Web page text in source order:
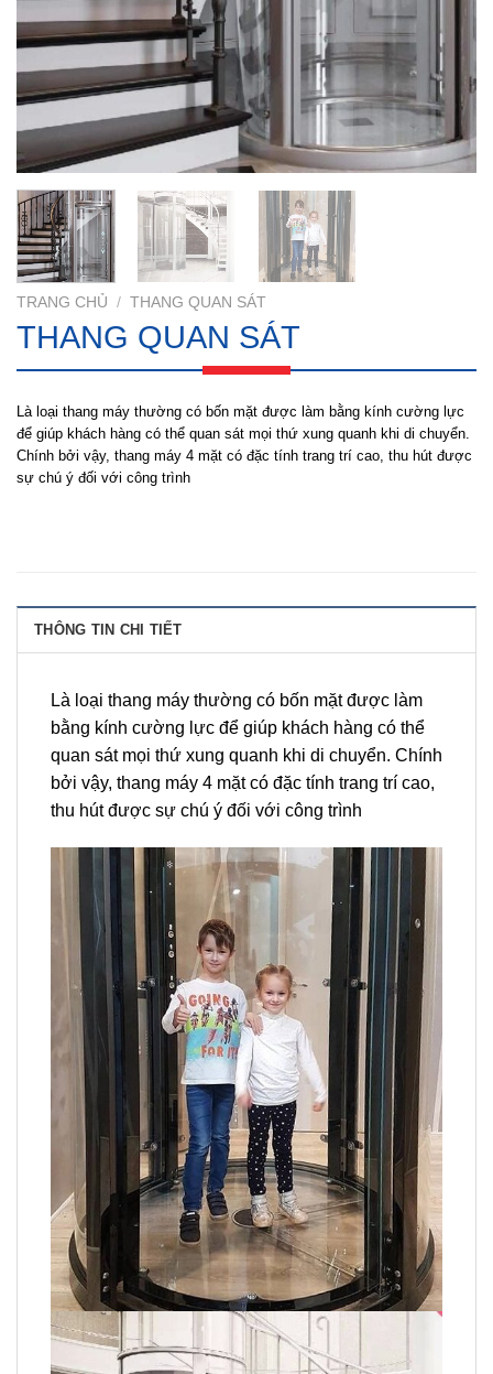
TRANG CHỦ / THANG QUAN SÁT
THANG QUAN SÁT
Là loại thang máy thường có bốn mặt được làm bằng kính cường lực
để giúp khách hàng có thể quan sát mọi thứ xung quanh khi di chuyển.
Chính bởi vậy, thang máy 4 mặt có đặc tính trang trí cao, thu hút được
sự chú ý đối với công trình
THÔNG TIN CHI TIẾT
Là loại thang máy thường có bốn mặt được làm
bằng kính cường lực để giúp khách hàng có thể
quan sát mọi thứ xung quanh khi di chuyển. Chính
bởi vậy, thang máy 4 mặt có đặc tính trang trí cao,
thu hút được sự chú ý đối với công trình